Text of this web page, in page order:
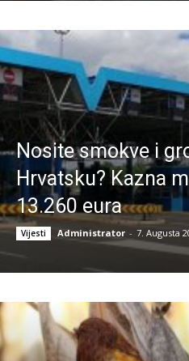
Nosite smokve i
Hrvatsku? Kazna
13.260 eura
Vijesti Administrator - 7. Augusta